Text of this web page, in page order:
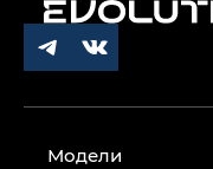
Модели